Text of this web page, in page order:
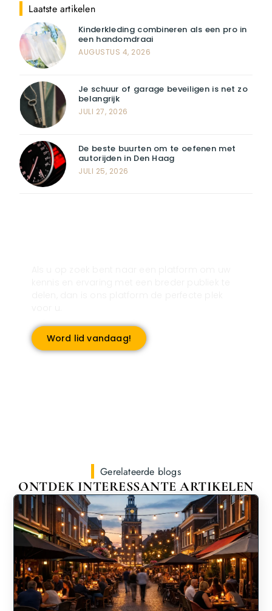
Laatste artikelen
Kinderkleding combineren als een pro in
een handomdraai
AUGUSTUS 4, 2026
Je schuur of garage beveiligen is net zo
belangrijk
JULI 27, 2026
De beste buurten om te oefenen met
autorijden in Den Haag
JULI 25, 2026
Word lid vandaag!
Gerelateerde blogs
ONTDEK INTERESSANTE ARTIKELEN